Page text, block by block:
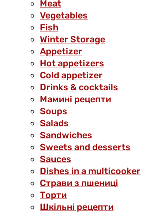
Meat
Vegetables
Fish
Winter Storage
Аppetizer
Hot appetizers
Cold appetizer
Drinks & cocktails
Мамині рецепти
Soups
Salads
Sandwiches
Sweets and desserts
Sauces
Dishes in a multicooker
Страви з пшениці
Торти
Шкільні рецепти